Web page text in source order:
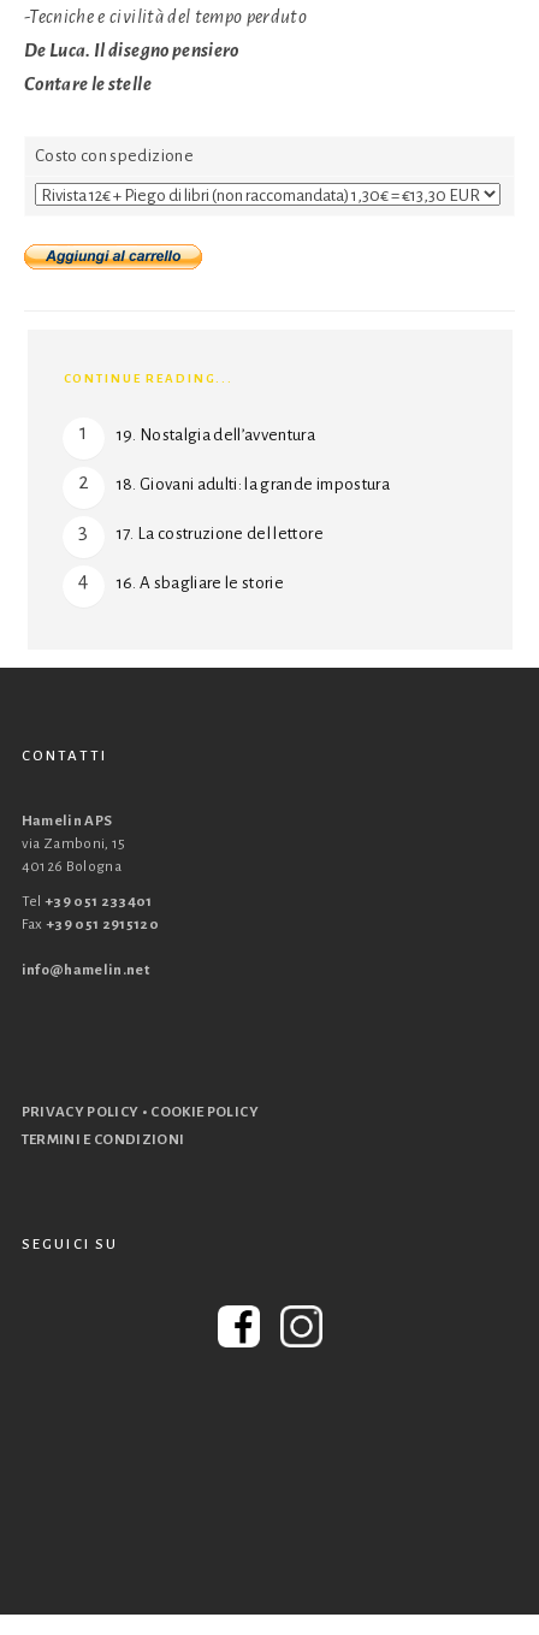
-Tecniche e civilità del tempo perduto
De Luca. Il disegno pensiero
Contare le stelle
Costo con spedizione
CONTINUE READING...
19. Nostalgia dell’avventura
18. Giovani adulti: la grande impostura
17. La costruzione del lettore
16. A sbagliare le storie
CONTATTI
Hamelin APS
via Zamboni, 15
40126 Bologna
Tel +39 051 233401
Fax +39 051 2915120
info@hamelin.net
PRIVACY POLICY • COOKIE POLICY
TERMINI E CONDIZIONI
SEGUICI SU